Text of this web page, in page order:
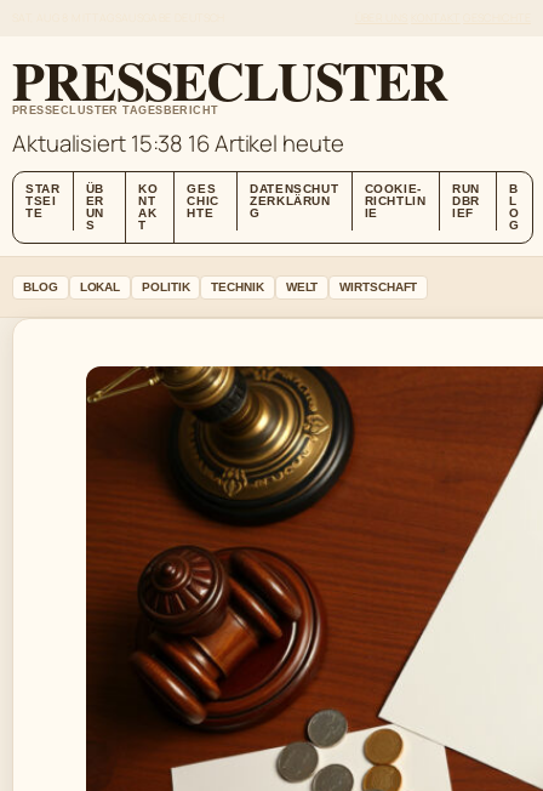
PRESSECLUSTER
PRESSECLUSTER TAGESBERICHT
Aktualisiert 15:38 16 Artikel heute
STAR
TSEI
TE
ÜB
ER
UN
S
KO
NT
AK
T
GES
CHIC
HTE
DATENSCHUT
ZERKLÄRUN
G
COOKIE-
RICHTLIN
IE
RUN
DBR
IEF
B
L
O
G
BLOG LOKAL POLITIK TECHNIK WELT WIRTSCHAFT